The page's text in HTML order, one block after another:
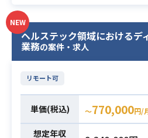
必須スキル
・NestJSでの
・Tailwind
開発経験
・Jest、
・Gitを用いた
・開発したア
用・改善経験
いただきます
なお、ご経験
クション業務
下記の業務を
す。
・新規タイト
NEW
ヘルステック領域におけるデ
業務の案件・求人
リモート可
単価(税込) 〜770,000円/
想定年収